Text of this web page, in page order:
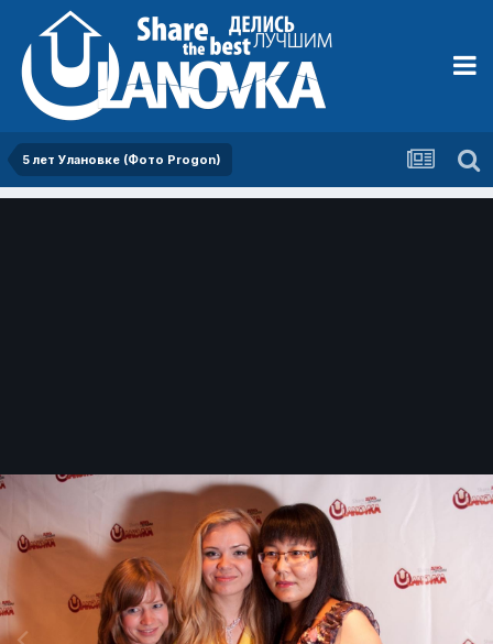
5 лет Улановке (Фото Progon)